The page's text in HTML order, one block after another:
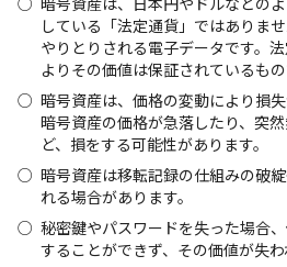
している「法定通貨」ではありま
やりとりされる電子データです。
よりその価値は保証されているもの
暗号資産は、価格の変動により損
暗号資産の価格が急落したり、突
ど、損をする可能性があります。
暗号資産は移転記録の仕組みの破
れる場合があります。
秘密鍵やパスワードを失った場合
することができず、その価値が失わ